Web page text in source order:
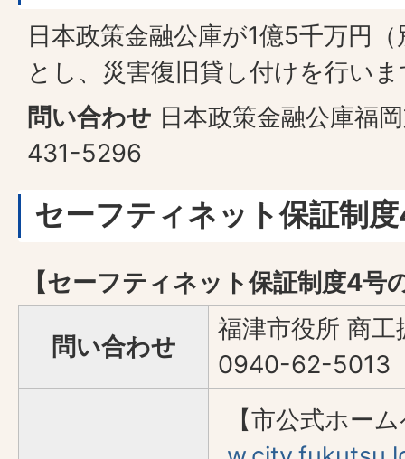
日本政策金融公庫が1億5千万円
とし、災害復旧貸し付けを行い
問い合わせ 日本政策金融公庫福
431-5296
セーフティネット保証制
【セーフティネット保証制度4号
問い合わせ
福津市役所 商
0940-62-5013
【市公式ホー